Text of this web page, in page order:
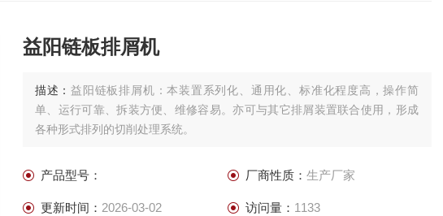
益阳链板排屑机
描述：益阳链板排屑机：本装置系列化、通用化、标准化程度高，操作简
单、运行可靠、拆装方便、维修容易。亦可与其它排屑装置联合使用，形成
各种形式排列的切削处理系统。
产品型号： 厂商性质： 生产厂家
更新时间： 2026-03-02 访问量： 1133